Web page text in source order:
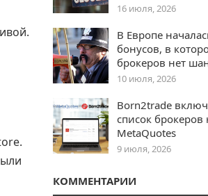
16 июля, 2026
В Европе
бонусов, в
брокеров нет
10 июля, 2026
Born2trade
список брокеров
MetaQuotes
9 июля, 2026
КОММЕНТАРИИ